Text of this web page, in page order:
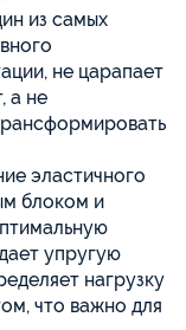
из самых
не царапает
а не
эластичного
блоком и
упругую
нагрузку
что важно для